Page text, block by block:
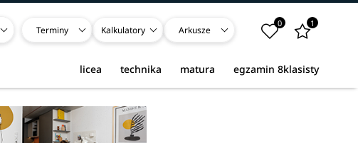
Terminy Kalkulatory Arkusze
0 1
egzamin 8klasisty
matura
technika
licea